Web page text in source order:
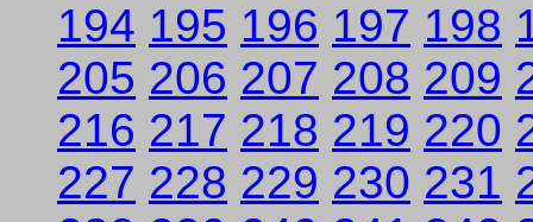
194 195 196 197 198
205 206 207 208 209
216 217 218 219 220
227 228 229 230 231